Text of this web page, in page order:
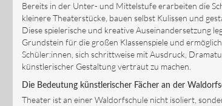
Bereits in der Unter- und Mittelstufe erarbeiten die
kleinere Theaterstücke, bauen selbst Kulissen und
Diese spielerische und kreative Auseinandersetzung
Grundstein für die großen Klassenspiele und
Schüler:innen, sich schrittweise mit Ausdruck,
künstlerischer Gestaltung vertraut zu machen.
Die Bedeutung künstlerischer Fächer an der
Theater ist an einer Waldorfschule nicht isoliert,